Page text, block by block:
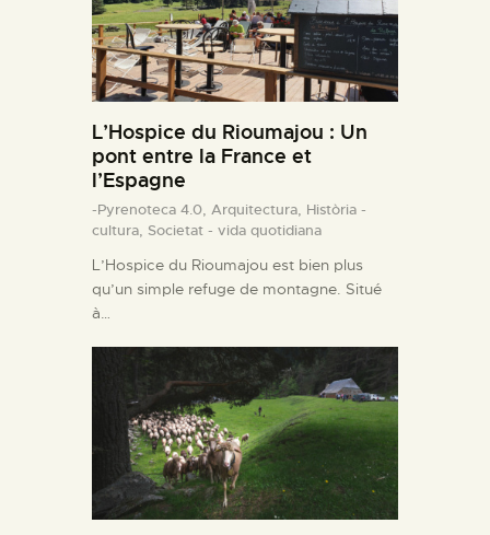
L’Hospice du Rioumajou : Un
pont entre la France et
l’Espagne
-Pyrenoteca 4.0, Arquitectura, Història -
cultura, Societat - vida quotidiana
L’Hospice du Rioumajou est bien plus
qu’un simple refuge de montagne. Situé
à…